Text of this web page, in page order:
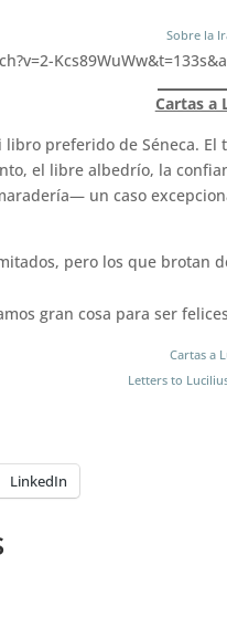
Sobre la
Cartas a
preferido de Séneca.
el libre albedrío, la
un caso
pero los que
gran cosa para ser
Cartas a
Letters to
LinkedIn